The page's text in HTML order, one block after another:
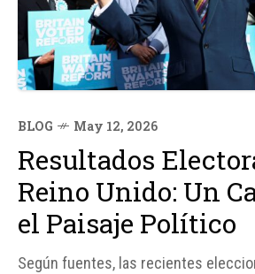
BLOG May 12, 2026
Resultados
Reino Unido: Un
el Paisaje Político
Según fuentes, las recientes